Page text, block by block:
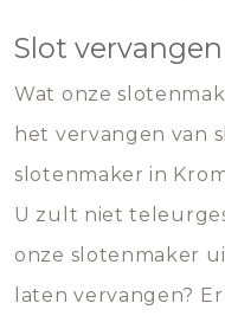
Slot vervangen
Wat onze
het vervangen van
slotenmaker in
U zult niet
onze slotenmaker
laten vervangen?